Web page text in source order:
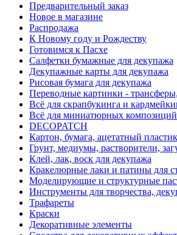
Предварительный заказ
Новое в магазине
Распродажа
К Новому году и Рождеству
Готовимся к Пасхе
Салфетки бумажные для декупажа
Декупажные карты для декупажа
Рисовая бумага для декупажа
Переводные картинки -
Всё для скрапбукинга и
Всё для миниатюрных
DECOPATCH
Картон, бумага, ацетатный
Грунт, медиумы, растворители,
Клей, лак, воск для декупажа
Кракелюрные лаки и патины для
Моделирующие и структурные
Инструменты для творчества,
Трафареты
Краски
Декоративные элементы